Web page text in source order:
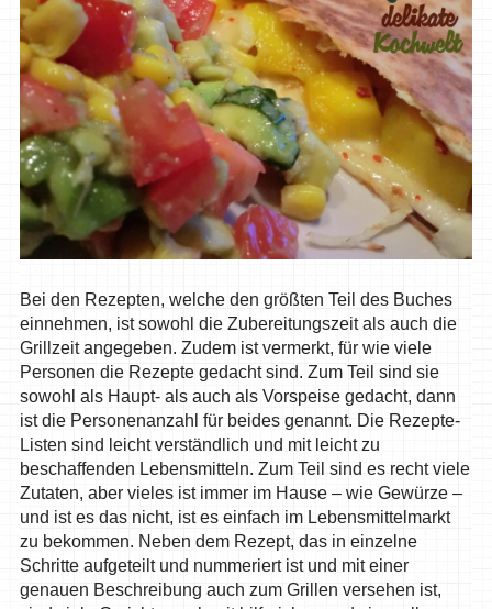
Bei den Rezepten, welche den größten Teil des Buches
einnehmen, ist sowohl die Zubereitungszeit als auch die
Grillzeit angegeben. Zudem ist vermerkt, für wie viele
Personen die Rezepte gedacht sind. Zum Teil sind sie
sowohl als Haupt- als auch als Vorspeise gedacht, dann
ist die Personenanzahl für beides genannt. Die Rezepte-
Listen sind leicht verständlich und mit leicht zu
beschaffenden Lebensmitteln. Zum Teil sind es recht viele
Zutaten, aber vieles ist immer im Hause – wie Gewürze –
und ist es das nicht, ist es einfach im Lebensmittelmarkt
zu bekommen. Neben dem Rezept, das in einzelne
Schritte aufgeteilt und nummeriert ist und mit einer
genauen Beschreibung auch zum Grillen versehen ist,